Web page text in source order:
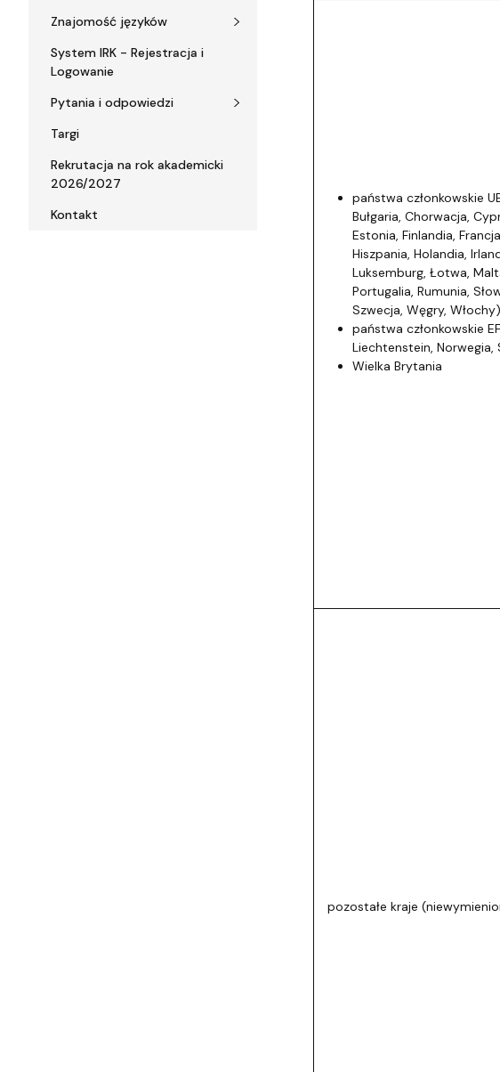
Znajomość języków
System IRK - Rejestracja i
Logowanie
Pytania i odpowiedzi
Targi
Rekrutacja na rok akademicki
2026/2027
Kontakt
państwa członkowskie
Bułgaria, Chorwacja,
Estonia, Finlandia,
Hiszpania, Holandia,
Luksemburg, Łotwa,
Portugalia, Rumunia,
Szwecja, Węgry, Włochy)
państwa członkowskie
Liechtenstein, Norwegia,
Wielka Brytania
pozostałe kraje